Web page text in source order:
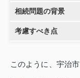
相続問題の背景
考慮すべき点
このように、宇治